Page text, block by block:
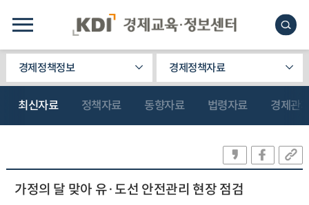
경제정책정보 경제정책자료
최신자료 정책자료 동향자료 법령자료 경제관
가정의 달 맞아 유·도선 안전관리 현장 점검